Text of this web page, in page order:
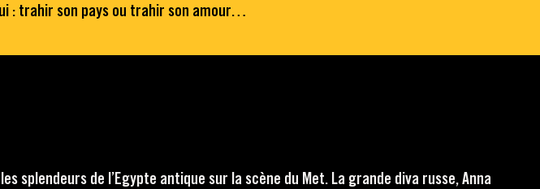
: trahir son pays ou trahir son amour…
splendeurs de l’Egypte antique sur la scène du Met. La grande diva russe, Anna